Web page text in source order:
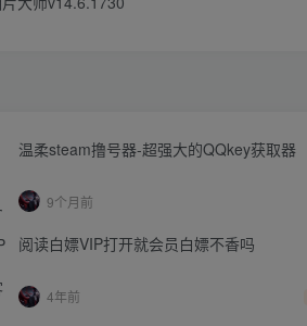
温柔steam撸号器-超强大的QQkey获取器
9个月前
阅读白嫖VIP打开就会员白嫖不香吗
4年前